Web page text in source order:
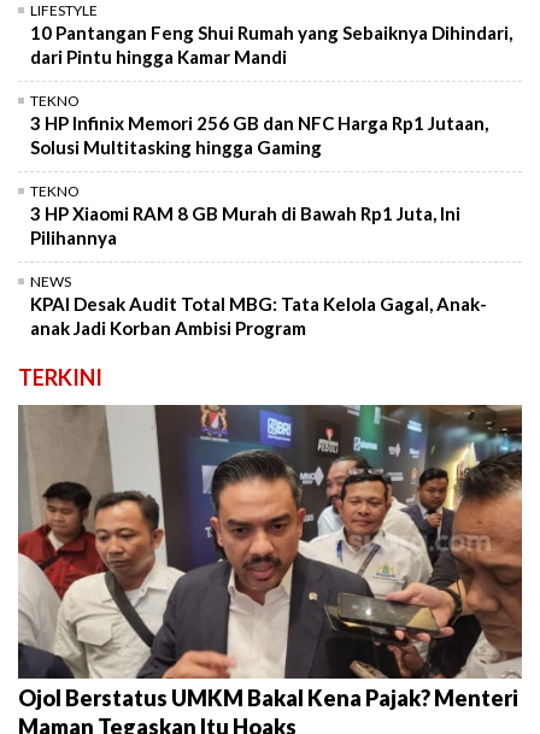
LIFESTYLE
10 Pantangan Feng Shui Rumah yang Sebaiknya Dihindari,
dari Pintu hingga Kamar Mandi
TEKNO
3 HP Infinix Memori 256 GB dan NFC Harga Rp1 Jutaan,
Solusi Multitasking hingga Gaming
TEKNO
3 HP Xiaomi RAM 8 GB Murah di Bawah Rp1 Juta, Ini
Pilihannya
NEWS
KPAI Desak Audit Total MBG: Tata Kelola Gagal, Anak-
anak Jadi Korban Ambisi Program
TERKINI
Ojol Berstatus UMKM Bakal Kena Pajak? Menteri
Maman Tegaskan Itu Hoaks